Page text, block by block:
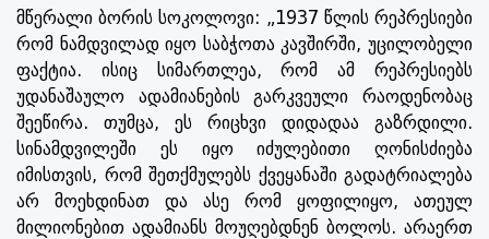
მწერალი ბორის სოკოლოვი: „1937 წლის რეპრესიები
რომ ნამდვილად იყო საბჭოთა კავშირში, უცილობელი
ფაქტია. ისიც სიმართლეა, რომ ამ რეპრესიებს
უდანაშაულო ადამიანების გარკვეული რაოდენობაც
შეეწირა. თუმცა, ეს რიცხვი დიდადაა გაზრდილი.
სინამდვილეში ეს იყო იძულებითი ღონისძიება
იმისთვის, რომ შეთქმულებს ქვეყანაში გადატრიალება
არ მოეხდინათ და ასე რომ ყოფილიყო, ათეულ
მილიონებით ადამიანს მოუღებდნენ ბოლოს. არაერთ